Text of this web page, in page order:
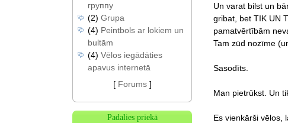
Un varat bilst un
gribat, bet TIK UN
pamatvērtībām
Tam zūd nozīme
Sasodīts.
Man pietrūkst. Un
Es vienkārši vēlos,
группу
(2) Grupa
(4) Peintbols ar lokiem un
bultām
(4) Vēlos iegādāties
apavus internetā
[ Forums]
Padalies priekā